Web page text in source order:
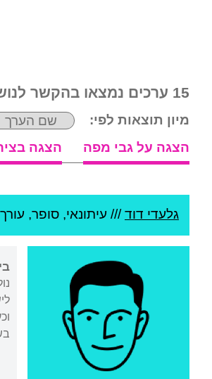
15 ערכים נמצאו בהקשר לנושא:
מיון תוצאות לפי:
הצגה על גבי מפה
הצגה
גלעדי דוד/// עיתונאי, סופר,
בשנים 1964-1967